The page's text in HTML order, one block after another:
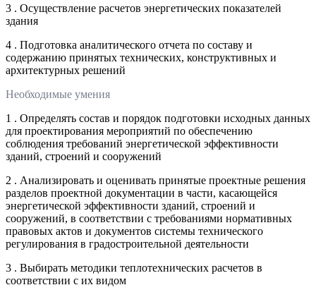
3 . Осуществление расчетов энергетических показателей
здания
4 . Подготовка аналитического отчета по составу и
содержанию принятых технических, конструктивных и
архитектурных решений
Необходимые умения
1 . Определять состав и порядок подготовки исходных данных
для проектирования мероприятий по обеспечению
соблюдения требований энергетической эффективности
зданий, строений и сооружений
2 . Анализировать и оценивать принятые проектные решения
разделов проектной документации в части, касающейся
энергетической эффективности зданий, строений и
сооружений, в соответствии с требованиями нормативных
правовых актов и документов системы технического
регулирования в градостроительной деятельности
3 . Выбирать методики теплотехнических расчетов в
соответствии с их видом